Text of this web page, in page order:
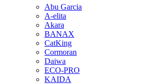
Abu Garcia
A-elita
Akara
BANAX
CatKing
Cormoran
Daiwa
ECO-PRO
KAIDA